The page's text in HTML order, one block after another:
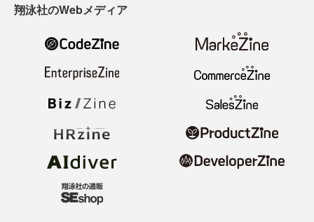
翔泳社のWebメディア